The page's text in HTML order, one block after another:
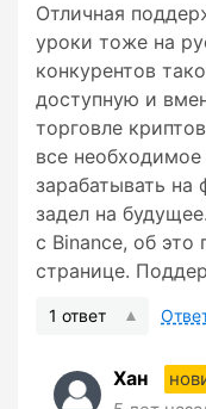
Отличная
уроки тоже на
конкурентов
доступную и
торговле
все
зарабатывать на
задел на
с Binance, об это
странице.
1 ответ
Хан